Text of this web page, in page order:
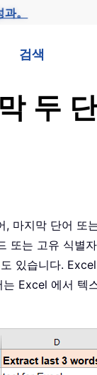
。
검색
두
지막 단어 또
는 고유 식별
있습니다.
Excel 에서